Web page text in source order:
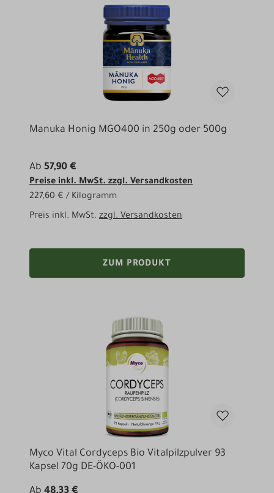
Manuka Honig MGO400 in 250g oder 500g
Ab 57,90 €
Preise inkl. MwSt. zzgl. Versandkosten
227,60 € / Kilogramm
Preis inkl. MwSt. zzgl. Versandkosten
ZUM PRODUKT
Myco Vital Cordyceps Bio Vitalpilzpulver 93
Kapsel 70g DE-ÖKO-001